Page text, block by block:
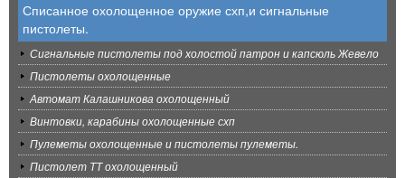
Списанное охолощенное оружие схп,и сигнальные
пистолеты.
Сигнальные пистолеты под холостой патрон и капсюль Жевело
Пистолеты охолощенные
Автомат Калашникова охолощенный
Винтовки, карабины охолощенные схп
Пулеметы охолощенные и пистолеты пулеметы.
Пистолет ТТ охолощенный